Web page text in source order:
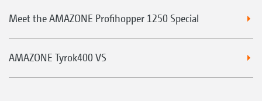
Meet the AMAZONE Profihopper 1250 Special
AMAZONE Tyrok400 VS